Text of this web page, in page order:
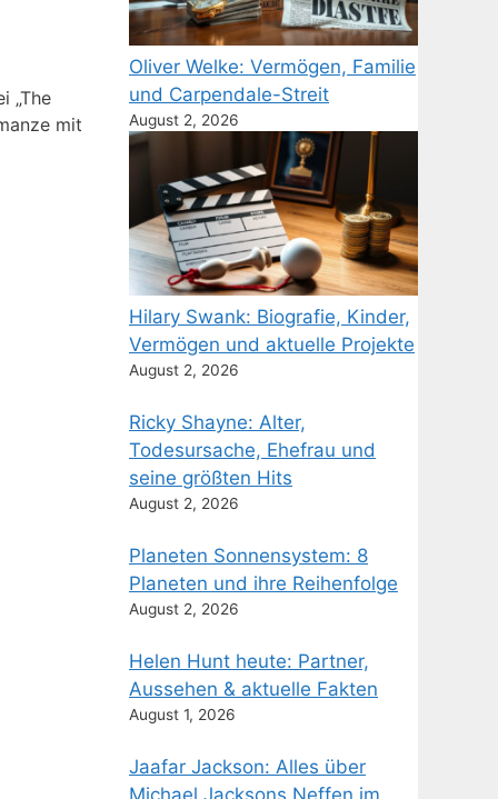
„The
mit
Oliver Welke: Vermögen, Familie
und Carpendale-Streit
August 2, 2026
Hilary Swank: Biografie, Kinder,
Vermögen und aktuelle Projekte
August 2, 2026
Ricky Shayne: Alter,
Todesursache, Ehefrau und
seine größten Hits
August 2, 2026
Planeten Sonnensystem: 8
Planeten und ihre Reihenfolge
August 2, 2026
Helen Hunt heute: Partner,
Aussehen & aktuelle Fakten
August 1, 2026
Jaafar Jackson: Alles über